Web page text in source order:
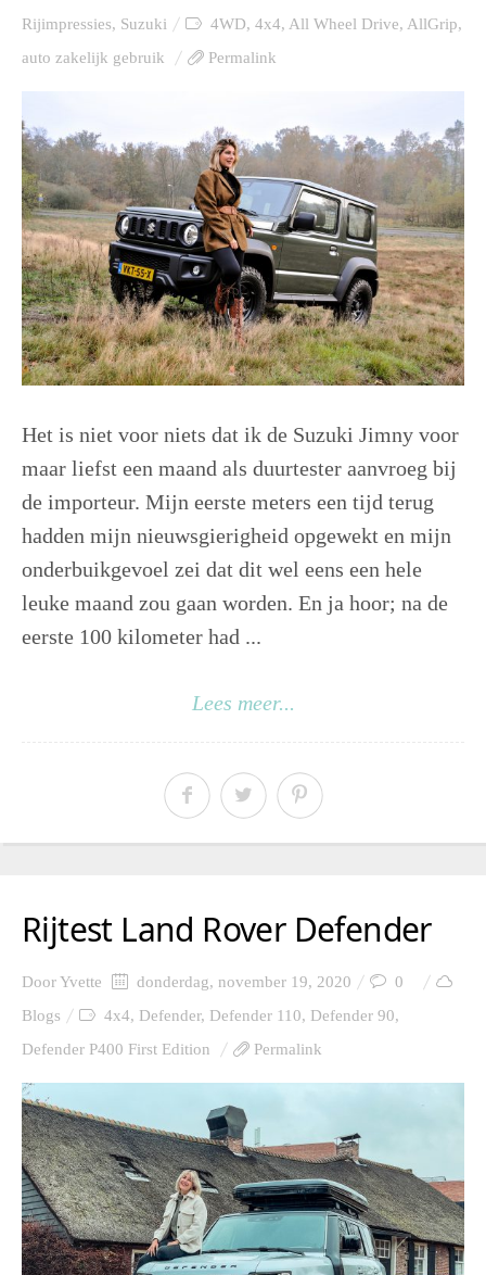
Rijimpressies, Suzuki 4WD, 4x4, All Wheel Drive, AllGrip,
auto zakelijk gebruik
Permalink
Het is niet voor niets dat ik de Suzuki Jimny voor
maar liefst een maand als duurtester aanvroeg bij
de importeur. Mijn eerste meters een tijd terug
hadden mijn nieuwsgierigheid opgewekt en mijn
onderbuikgevoel zei dat dit wel eens een hele
leuke maand zou gaan worden. En ja hoor; na de
eerste 100 kilometer had ...
Lees meer...
Rijtest Land Rover Defender
DoorYvette donderdag, november 19, 2020
0
Blogs
4x4, Defender, Defender 110, Defender 90,
Defender P400 First Edition
Permalink